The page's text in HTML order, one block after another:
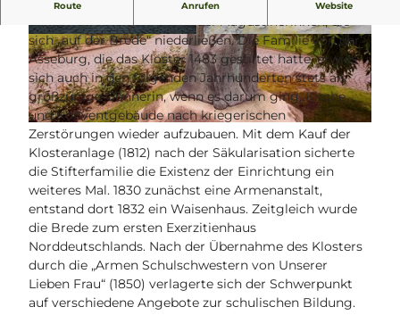
© Frank Grawe
© Teutoburger Wald Tourismus/Stadt Brakel |
CC-BY-SA
© Teutoburger Wald Tourismus/Stadt Brakel |
CC-BY-SA
Route Anrufen Website
danach strebten die Herforder Augustinerinnen, die
sich „auf der Brede“ niederließen. Die Familie von der
Asseburg, die das Kloster 1483 gestiftet hatte, erwies
sich auch in den folgenden Jahrhunderten stets als
großzügige Gönnerin, wenn es darum ging, Kirche
und Konventgebäude nach kriegerischen
Zerstörungen wieder aufzubauen. Mit dem Kauf der
Klosteranlage (1812) nach der Säkularisation sicherte
die Stifterfamilie die Existenz der Einrichtung ein
weiteres Mal. 1830 zunächst eine Armenanstalt,
entstand dort 1832 ein Waisenhaus. Zeitgleich wurde
die Brede zum ersten Exerzitienhaus
Norddeutschlands. Nach der Übernahme des Klosters
durch die „Armen Schulschwestern von Unserer
Lieben Frau“ (1850) verlagerte sich der Schwerpunkt
auf verschiedene Angebote zur schulischen Bildung.